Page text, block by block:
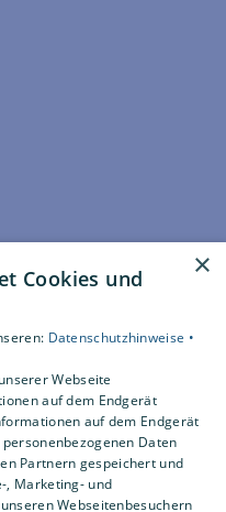
×
Cookies und
Datenschutzhinweise •
Webseite
auf dem Endgerät
auf dem Endgerät
Daten
Partnern gespeichert und
, Marketing- und
Webseitenbesuchern